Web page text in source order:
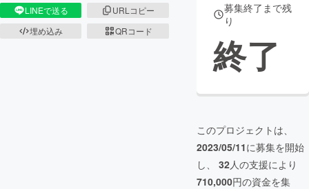
LINEで送る
URLコピー
埋め込み
QRコード
募集終了まで残
り
終了
このプロジェクトは、
2023/05/11に募集を開始
し、 32人の支援により
710,000円の資金を集